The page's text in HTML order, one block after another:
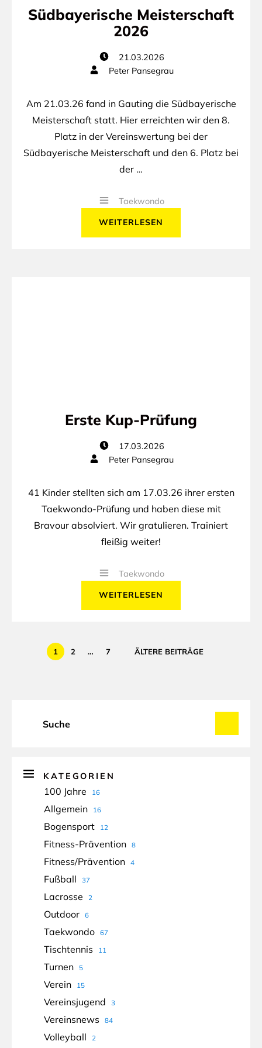
Südbayerische Meisterschaft
2026
21.03.2026
Peter Pansegrau
Am 21.03.26 fand in Gauting die Südbayerische
Meisterschaft statt. Hier erreichten wir den 8.
Platz in der Vereinswertung bei der
Südbayerische Meisterschaft und den 6. Platz bei
der …
Taekwondo
WEITERLESEN
Erste Kup-Prüfung
17.03.2026
Peter Pansegrau
41 Kinder stellten sich am 17.03.26 ihrer ersten
Taekwondo-Prüfung und haben diese mit
Bravour absolviert. Wir gratulieren. Trainiert
fleißig weiter!
Taekwondo
WEITERLESEN
1 2 … 7
KATEGORIEN
100 Jahre 16
Allgemein 16
Bogensport 12
Fitness-Prävention 8
Fitness/Prävention 4
Fußball 37
Lacrosse 2
Outdoor 6
Taekwondo 67
Tischtennis 11
Turnen 5
Verein 15
Vereinsjugend 3
Vereinsnews 84
Volleyball 2